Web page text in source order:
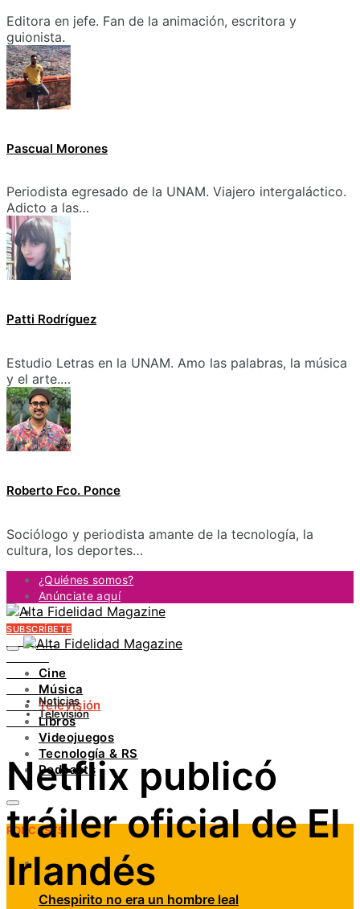
Editora en jefe. Fan de la animación, escritora y
guionista.
Pascual Morones
Periodista egresado de la UNAM. Viajero intergaláctico.
Adicto a las…
Patti Rodríguez
Estudio Letras en la UNAM. Amo las palabras, la música
y el arte.…
Roberto Fco. Ponce
Sociólogo y periodista amante de la tecnología, la
cultura, los deportes…
¿Quiénes somos?
Anúnciate aquí
Contacto
FACEBOOK
INSTAGRAM
PINTEREST
YOUTUBE
LINKEDIN
SUBSCRÍBETE
Cine
Música
Televisión
Libros
Videojuegos
Tecnología & RS
Podcasts
PODCASTS
Chespirito no era un hombre leal
Noticias
Televisión
Netflix publicó
tráiler oficial de El
Irlandés